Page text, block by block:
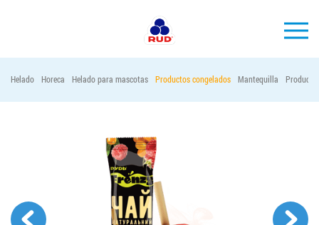
EMPRESA
Horeca
Contactos
Helado Horeca Helado para mascotas Productos congelados Mantequilla